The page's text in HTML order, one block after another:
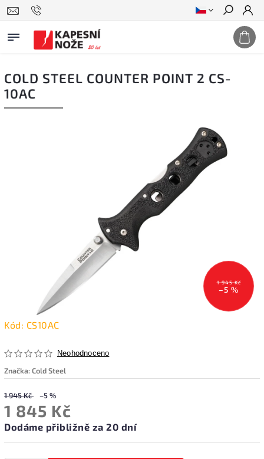
Hledat
COLD STEEL COUNTER POINT 2 CS-
10AC
1 945 Kč
–5 %
Kód: CS10AC
Neohodnoceno
Značka:Cold Steel
1 945 Kč –5 %
1 845 Kč
Dodáme přibližně za 20 dní